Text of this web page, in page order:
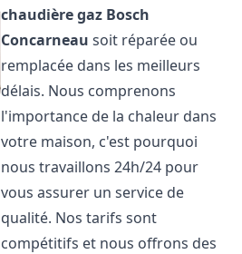
chaudière gaz Bosch
Concarneau soit réparée ou
remplacée dans les meilleurs
délais. Nous comprenons
l'importance de la chaleur dans
votre maison, c'est pourquoi
nous travaillons 24h/24 pour
vous assurer un service de
qualité. Nos tarifs sont
compétitifs et nous offrons des